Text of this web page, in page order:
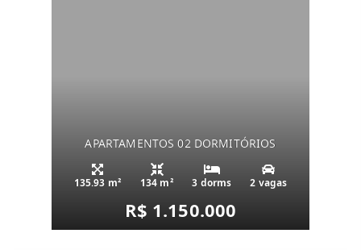
APARTAMENTOS 02 DORMITÓRIOS
135.93 m² 134 m² 3 dorms 2 vagas
R$ 1.150.000